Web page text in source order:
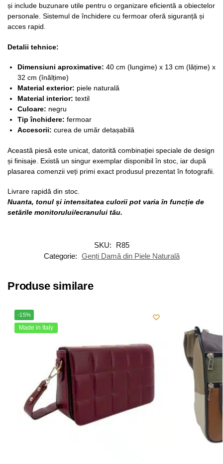
și include buzunare utile pentru o organizare eficientă a obiectelor
personale. Sistemul de închidere cu fermoar oferă siguranță și
acces rapid.
Detalii tehnice:
Dimensiuni aproximative: 40 cm (lungime) x 13 cm (lățime) x
32 cm (înălțime)
Material exterior: piele naturală
Material interior: textil
Culoare: negru
Tip închidere: fermoar
Accesorii: curea de umăr detașabilă
Această piesă este unicat, datorită combinației speciale de design
și finisaje. Există un singur exemplar disponibil în stoc, iar după
plasarea comenzii veți primi exact produsul prezentat în fotografii.
Livrare rapidă din stoc.
Nuanta, tonul și intensitatea culorii pot varia în funcție de
setările monitorului/ecranului tău.
SKU:
R85
Categorie: Genți Damă din Piele Naturală
Produse similare
-15%
Made in Italy